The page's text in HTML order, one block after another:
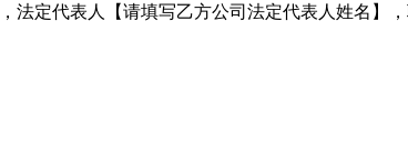
法定代表人【请填写乙方公司法定代表人姓名】